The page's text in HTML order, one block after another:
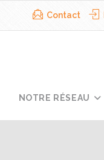
Contact
NOTRE RÉSEAU